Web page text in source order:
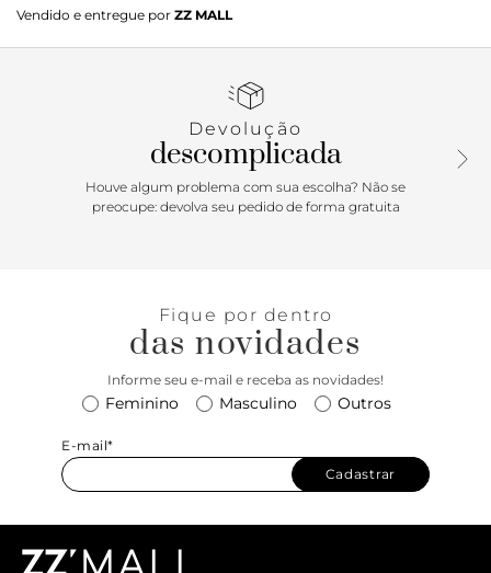
do neon têm tudo para iluminar os looks do verão,
complementando a informação trendy e super moderna do
Vendido e entregue por ZZ MALL
Devolução
descomplicada
Houve algum problema com sua escolha? Não se
preocupe: devolva seu pedido de forma gratuita
Fique por dentro
das novidades
Informe seu e-mail e receba as novidades!
Feminino Masculino Outros
E-mail*
Cadastrar